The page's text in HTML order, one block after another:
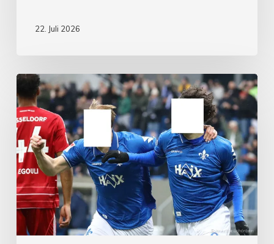
22. Juli 2026